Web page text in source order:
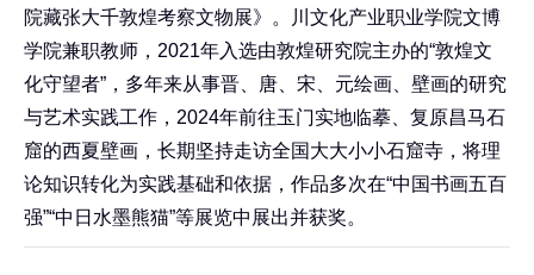
院藏张大千敦煌考察文物展》。川文化产业职业学院文博
学院兼职教师，2021年入选由敦煌研究院主办的“敦煌文
化守望者”，多年来从事晋、唐、宋、元绘画、壁画的研究
与艺术实践工作，2024年前往玉门实地临摹、复原昌马石
窟的西夏壁画，长期坚持走访全国大大小小石窟寺，将理
论知识转化为实践基础和依据，作品多次在“中国书画五百
强”“中日水墨熊猫”等展览中展出并获奖。